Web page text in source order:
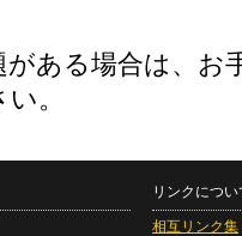
ある場合は、お
。
リンクについ
相互リンク集